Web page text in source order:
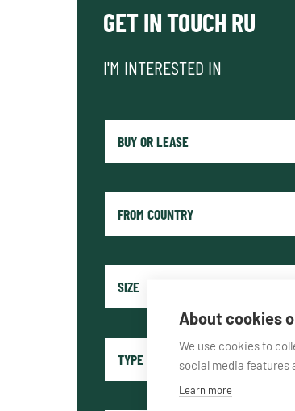
GET IN TOUCH RU
I'M INTERESTED IN
About cookies
We use cookies to
social media features
Learn more